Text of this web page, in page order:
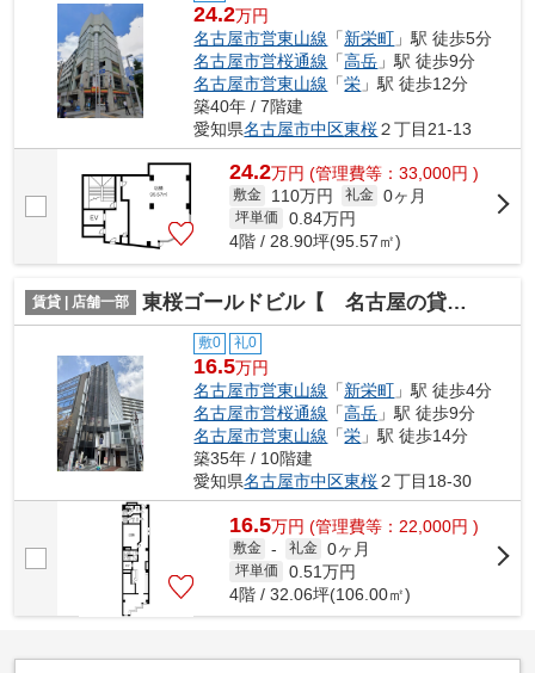
24.2万円
名古屋市営東山線 「新栄町 」駅 徒歩5分
名古屋市営桜通線 「高岳 」駅 徒歩9分
名古屋市営東山線 「栄 」駅 徒歩12分
築40年 / 7階建
愛知県名古屋市中区東桜２丁目21-13
24.2万円 (管理費等：33,000円 )
敷金 110万円 礼金 0ヶ月
坪単価 0.84万円
4階 / 28.90坪(95.57㎡)
賃貸 | 店舗一部 東桜ゴールドビル【 名古屋の貸事務所・貸オフィス 】
敷0 礼0
16.5万円
名古屋市営東山線 「新栄町 」駅 徒歩4分
名古屋市営桜通線 「高岳 」駅 徒歩9分
名古屋市営東山線 「栄 」駅 徒歩14分
築35年 / 10階建
愛知県名古屋市中区東桜２丁目18-30
16.5万円 (管理費等：22,000円 )
敷金 - 礼金 0ヶ月
坪単価 0.51万円
4階 / 32.06坪(106.00㎡)